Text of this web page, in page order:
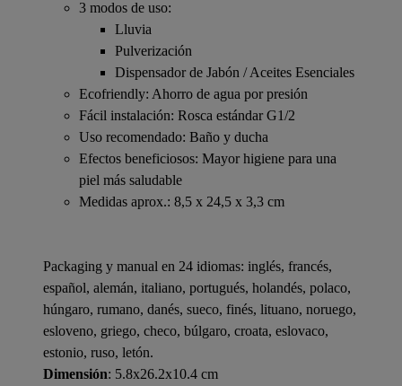
3 modos de uso:
Lluvia
Pulverización
Dispensador de Jabón / Aceites Esenciales
Ecofriendly: Ahorro de agua por presión
Fácil instalación: Rosca estándar G1/2
Uso recomendado: Baño y ducha
Efectos beneficiosos: Mayor higiene para una
piel más saludable
Medidas aprox.: 8,5 x 24,5 x 3,3 cm
Packaging y manual en 24 idiomas: inglés, francés,
español, alemán, italiano, portugués, holandés, polaco,
húngaro, rumano, danés, sueco, finés, lituano, noruego,
esloveno, griego, checo, búlgaro, croata, eslovaco,
estonio, ruso, letón.
Dimensión: 5.8x26.2x10.4 cm